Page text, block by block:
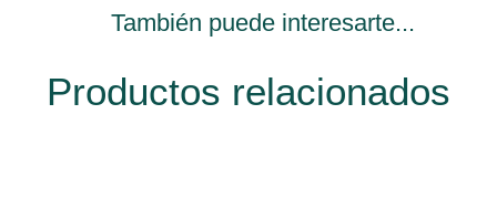
También puede interesarte...
Productos relacionados